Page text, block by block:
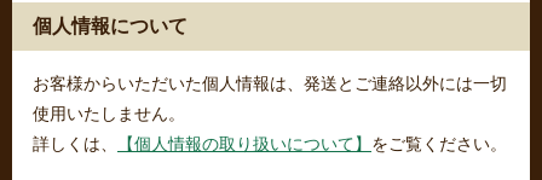
個人情報について
お客様からいただいた個人情報は、発送とご連絡以外には一切
使用いたしません。
詳しくは、
【個人情報の取り扱いについて】 をご覧ください。